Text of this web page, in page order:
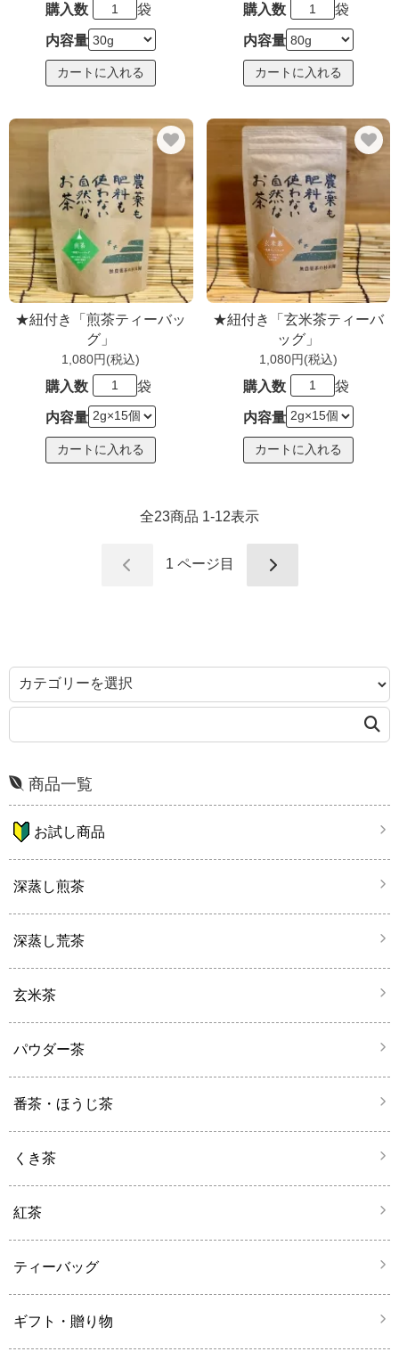
購入数 袋
内容量
購入数 袋
内容量
★紐付き「煎茶ティーバッ
グ」
1,080円(税込)
購入数 袋
内容量
★紐付き「玄米茶ティーバ
ッグ」
1,080円(税込)
購入数 袋
内容量
全23商品 1-12表示
1 ページ目
商品一覧
お試し商品
深蒸し煎茶
深蒸し荒茶
玄米茶
パウダー茶
番茶・ほうじ茶
くき茶
紅茶
ティーバッグ
ギフト・贈り物